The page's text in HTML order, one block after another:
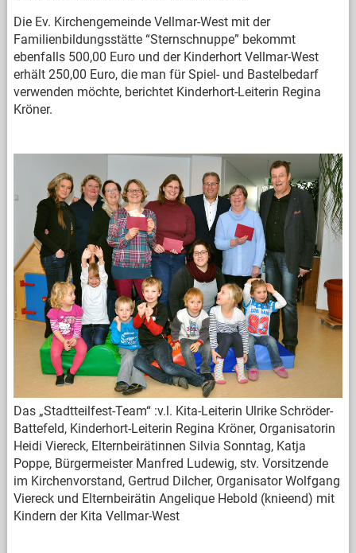
Die Ev. Kirchengemeinde Vellmar-West mit der
Familienbildungsstätte “Sternschnuppe” bekommt
ebenfalls 500,00 Euro und der Kinderhort Vellmar-West
erhält 250,00 Euro, die man für Spiel- und Bastelbedarf
verwenden möchte, berichtet Kinderhort-Leiterin Regina
Kröner.
Das „Stadtteilfest-Team“ :v.l. Kita-Leiterin Ulrike Schröder-
Battefeld, Kinderhort-Leiterin Regina Kröner, Organisatorin
Heidi Viereck, Elternbeirätinnen Silvia Sonntag, Katja
Poppe, Bürgermeister Manfred Ludewig, stv. Vorsitzende
im Kirchenvorstand, Gertrud Dilcher, Organisator Wolfgang
Viereck und Elternbeirätin Angelique Hebold (knieend) mit
Kindern der Kita Vellmar-West